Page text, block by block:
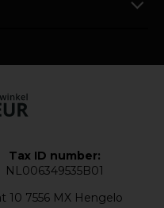
10 7556 MX Hengelo
Tax ID number:
NL006349535B01